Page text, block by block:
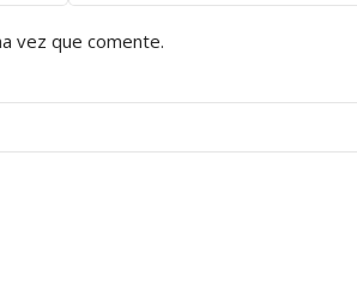
vez que comente.